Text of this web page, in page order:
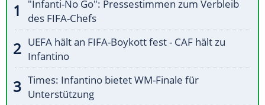
"Infanti-No Go": Pressestimmen zum Verbleib
des FIFA-Chefs
UEFA hält an FIFA-Boykott fest - CAF hält zu
Infantino
Times: Infantino bietet WM-Finale für
Unterstützung